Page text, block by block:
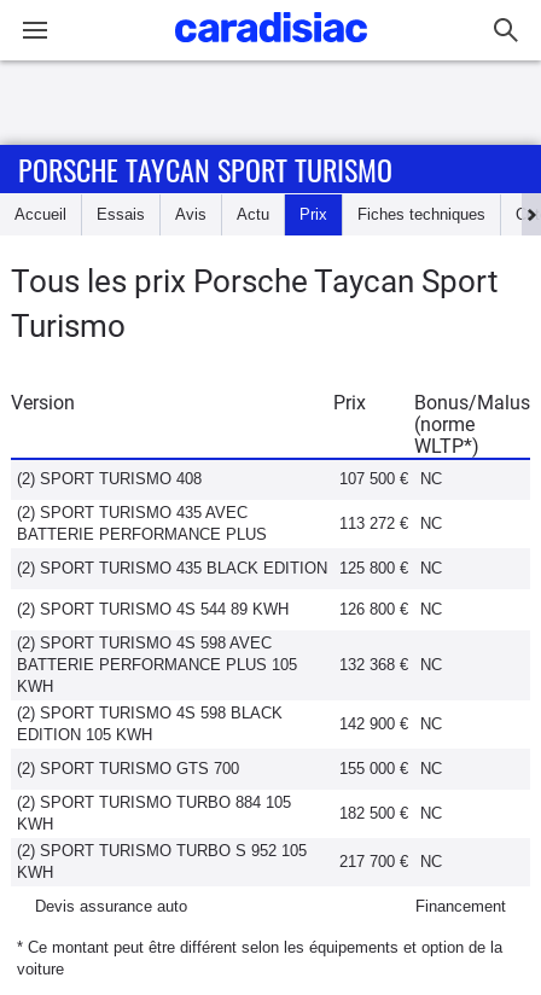
Accueil
Essais
Utilitaires
Flottes
Auto
Services
Forum
Moto
Marques
PORSCHE TAYCAN SPORT TURISMO
Accueil Essais Avis Actu Prix Fiches techniques
Tous les prix Porsche Taycan Sport
Turismo
Version Prix
Bonus/Malus
(norme
WLTP*)
(2) SPORT TURISMO 408 107 500 €
NC
(2) SPORT TURISMO 435 AVEC
BATTERIE PERFORMANCE PLUS
113 272 € NC
(2) SPORT TURISMO 435 BLACK EDITION 125 800 € NC
(2) SPORT TURISMO 4S 544 89 KWH 126 800 €
NC
(2) SPORT TURISMO 4S 598 AVEC
BATTERIE PERFORMANCE PLUS 105
KWH
132 368 € NC
(2) SPORT TURISMO 4S 598 BLACK
EDITION 105 KWH
142 900 € NC
(2) SPORT TURISMO GTS 700 155 000 €
NC
(2) SPORT TURISMO TURBO 884 105
KWH
182 500 € NC
(2) SPORT TURISMO TURBO S 952 105
KWH
217 700 € NC
Devis assurance auto Financement
* Ce montant peut être différent selon les équipements et option de la
voiture